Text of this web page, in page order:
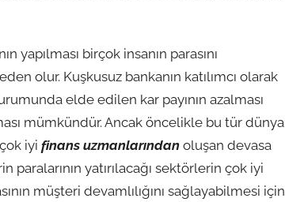
yapılması birçok insanın parasını
olur. Kuşkusuz bankanın katılımcı olarak
elde edilen kar payının azalması
mümkündür. Ancak öncelikle bu tür dünya
iyi finans uzmanlarından oluşan devasa
paralarının yatırılacağı sektörlerin çok iyi
müşteri devamlılığını sağlayabilmesi için